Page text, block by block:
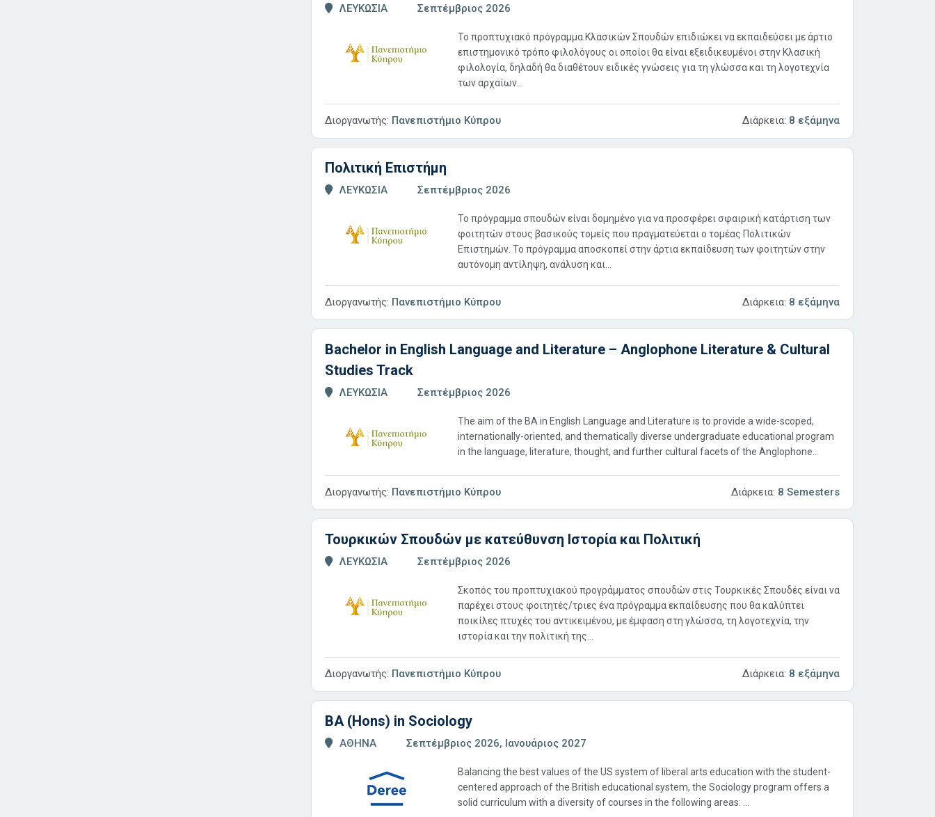
ΛΕΥΚΩΣΙΑ Σεπτέμβριος 2026
Το προπτυχιακό πρόγραμμα Kλασικών Σπουδών επιδιώκει να εκπαιδεύσει με άρτιο
επιστημονικό τρόπο φιλολόγους οι οποίοι θα είναι εξειδικευμένοι στην Κλασική
φιλολογία, δηλαδή θα διαθέτουν ειδικές γνώσεις για τη γλώσσα και τη λογοτεχνία
των αρχαίων...
Διοργανωτής: Πανεπιστήμιο Κύπρου Διάρκεια: 8 εξάμηνα
Πολιτική Επιστήμη
ΛΕΥΚΩΣΙΑ Σεπτέμβριος 2026
Το πρόγραμμα σπουδών είναι δομημένο για να προσφέρει σφαιρική κατάρτιση των
φοιτητών στους βασικούς τομείς που πραγματεύεται ο τομέας Πολιτικών
Επιστημών. Το πρόγραμμα αποσκοπεί στην άρτια εκπαίδευση των φοιτητών στην
αυτόνομη αντίληψη, ανάλυση και...
Διοργανωτής: Πανεπιστήμιο Κύπρου Διάρκεια: 8 εξάμηνα
Bachelor in English Language and Literature – Anglophone Literature & Cultural
Studies Track
ΛΕΥΚΩΣΙΑ Σεπτέμβριος 2026
The aim of the BA in English Language and Literature is to provide a wide-scoped,
internationally-oriented, and thematically diverse undergraduate educational program
in the language, literature, thought, and further cultural facets of the Anglophone...
Διοργανωτής: Πανεπιστήμιο Κύπρου Διάρκεια: 8 Semesters
Τουρκικών Σπουδών με κατεύθυνση Ιστορία και Πολιτική
ΛΕΥΚΩΣΙΑ Σεπτέμβριος 2026
Σκοπός του προπτυχιακού προγράμματος σπουδών στις Τουρκικές Σπουδές είναι να
παρέχει στους φοιτητές/τριες ένα πρόγραμμα εκπαίδευσης που θα καλύπτει
ποικίλες πτυχές του αντικειμένου, με έμφαση στη γλώσσα, τη λογοτεχνία, την
ιστορία και την πολιτική της...
Διοργανωτής: Πανεπιστήμιο Κύπρου Διάρκεια: 8 εξάμηνα
BA (Hons) in Sociology
ΑΘΗΝΑ Σεπτέμβριος 2026, Ιανουάριος 2027
Balancing the best values of the US system of liberal arts education with the student-
centered approach of the British educational system, the Sociology program offers a
solid curriculum with a diversity of courses in the following areas: ...